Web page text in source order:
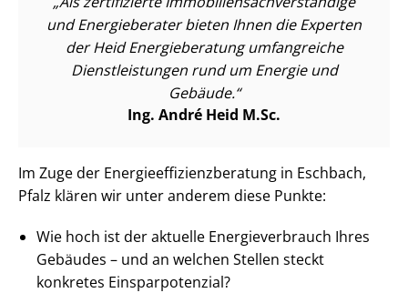
und Energieberater bieten Ihnen die Experten
der Heid Energieberatung umfangreiche
Dienst­leis­tun­gen rund um Energie und
Gebäude.
Ing. André Heid M.Sc.
Im Zuge der En­er­gie­ef­fi­zi­enz­be­ra­tung in Eschbach,
Pfalz klären wir unter anderem diese Punkte:
Wie hoch ist der aktuelle En­er­gie­ver­brauch Ihres
Gebäudes – und an welchen Stellen steckt
konkretes Ein­spar­po­ten­zi­al?